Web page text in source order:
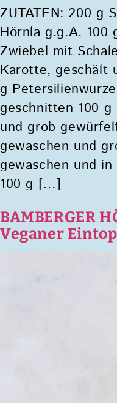
ZUTATEN: 200 g
Hörnla g.g.A. 100
Zwiebel mit
Karotte, geschält
g
geschnitten 100
und grob
gewaschen und
gewaschen und
100 g […]
BAMBERGER
Veganer